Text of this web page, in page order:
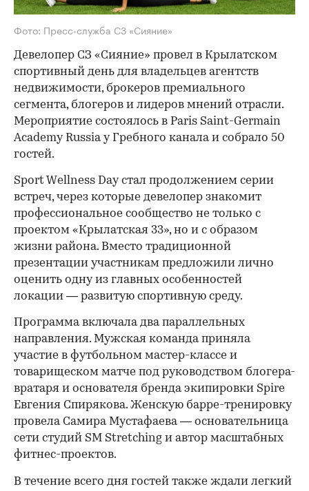
Фото: Пресс-служба СЗ «Сияние»
Девелопер СЗ «Сияние» провел в Крылатском
спортивный день для владельцев агентств
недвижимости, брокеров премиального
сегмента, блогеров и лидеров мнений отрасли.
Мероприятие состоялось в Paris Saint-Germain
Academy Russia у Гребного канала и собрало 50
гостей.
Sport Wellness Day стал продолжением серии
встреч, через которые девелопер знакомит
профессиональное сообщество не только с
проектом «Крылатская 33», но и с образом
жизни района. Вместо традиционной
презентации участникам предложили лично
оценить одну из главных особенностей
локации — развитую спортивную среду.
Программа включала два параллельных
направления. Мужская команда приняла
участие в футбольном мастер-классе и
товарищеском матче под руководством блогера-
вратаря и основателя бренда экипировки Spire
Евгения Спирякова. Женскую барре-тренировку
провела Самира Мустафаева — основательница
сети студий SM Stretching и автор масштабных
фитнес-проектов.
В течение всего дня гостей также ждали легкий